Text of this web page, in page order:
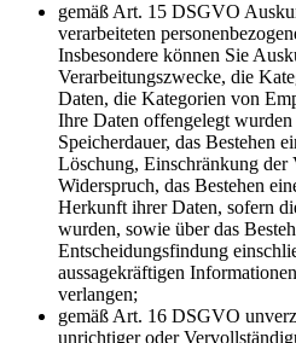
gemäß Art. 15 DSGVO
verarbeiteten
Insbesondere können Sie
Verarbeitungszwecke, die
Daten, die Kategorien von
Ihre Daten offengelegt
Speicherdauer, das Bestehen
Löschung, Einschränkung der
Widerspruch, das Bestehen
Herkunft ihrer Daten, sofern
wurden, sowie über das
Entscheidungsfindung
aussagekräftigen
verlangen;
gemäß Art. 16 DSGVO
unrichtiger oder